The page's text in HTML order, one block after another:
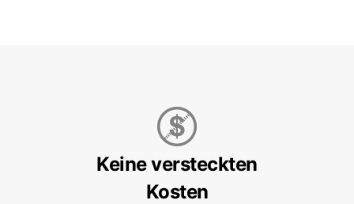
Keine versteckten
Kosten